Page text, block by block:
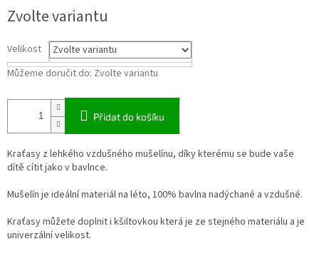
cena:
Zvolte variantu
Velikost
Můžeme doručit do: Zvolte variantu
Přidat do košíku
Kraťasy z lehkého vzdušného mušelínu, díky kterému se bude vaše
dítě cítit jako v bavlnce.
Mušelín je ideální materiál na léto, 100% bavlna nadýchané a vzdušné.
Kraťasy můžete doplnit i kšiltovkou která je ze stejného materiálu a je
univerzální velikost.